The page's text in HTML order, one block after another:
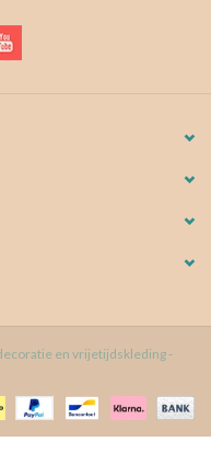
en vrijetijdskleding -